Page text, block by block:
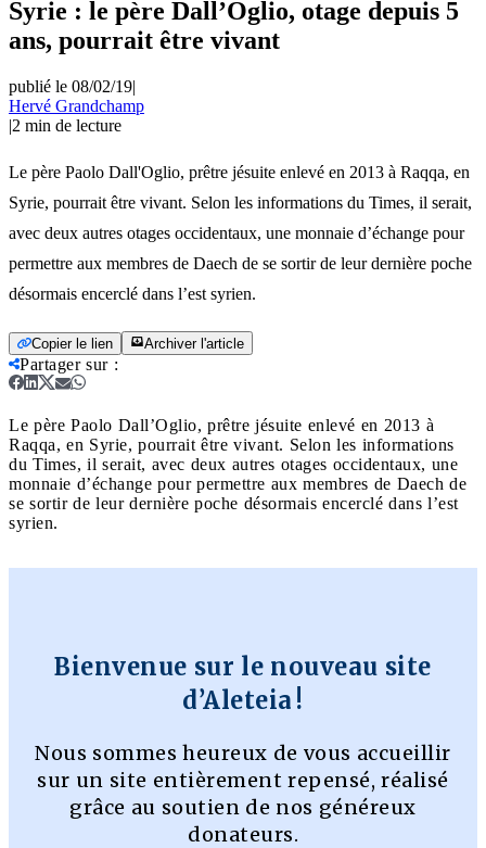
Syrie : le père Dall’Oglio, otage depuis 5
ans, pourrait être vivant
publié le 08/02/19|
Hervé Grandchamp
|2 min de lecture
Le père Paolo Dall'Oglio, prêtre jésuite enlevé en 2013 à Raqqa, en
Syrie, pourrait être vivant. Selon les informations du Times, il serait,
avec deux autres otages occidentaux, une monnaie d’échange pour
permettre aux membres de Daech de se sortir de leur dernière poche
désormais encerclé dans l’est syrien.
Copier le lien Archiver l'article
Partager sur:
Le père Paolo Dall’Oglio, prêtre jésuite enlevé en 2013 à
Raqqa, en Syrie, pourrait être vivant. Selon les informations
du Times, il serait, avec deux autres otages occidentaux, une
monnaie d’échange pour permettre aux membres de Daech de
se sortir de leur dernière poche désormais encerclé dans l’est
syrien.
Bienvenue sur le nouveau site
d’Aleteia !
Nous sommes heureux de vous accueillir
sur un site entièrement repensé, réalisé
grâce au soutien de nos généreux
donateurs.